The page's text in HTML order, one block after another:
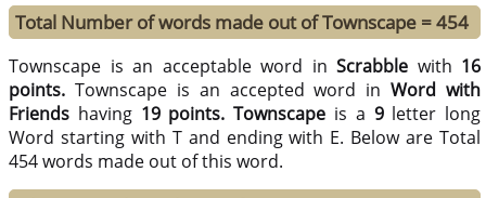
Total Number of words made out of Townscape = 454
Townscape is an acceptable word inScrabble with 16
points.Townscape is an accepted word inWord with
Friends having 19 points. Townscape is a 9letter long
Word starting with T and ending with E. Below are Total
454 words made out of this word.